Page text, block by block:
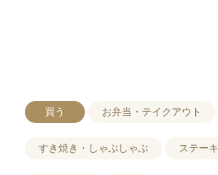
買う お弁当・テイクアウト
すき焼き・しゃぶしゃぶ ステーキ